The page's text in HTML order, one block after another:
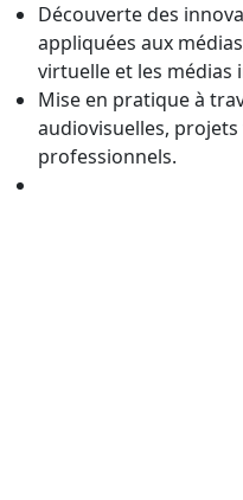
Découverte des
appliquées aux
virtuelle et les médias
Mise en pratique à
audiovisuelles,
professionnels.